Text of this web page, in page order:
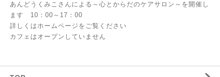
あんどうくみこさんによる～心とからだのケアサロン～を開催し
ます 10：00～17：00
詳しくはホームページをご覧ください
カフェはオープンしていません